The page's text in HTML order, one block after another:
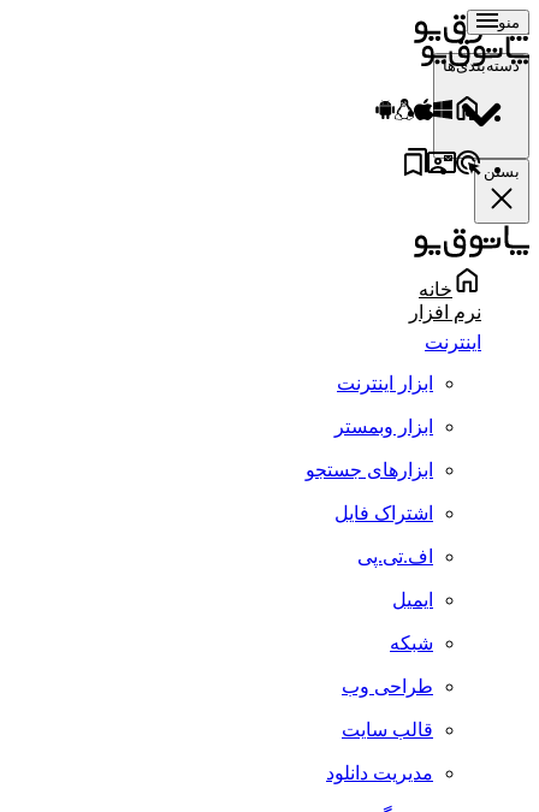
منو
دسته‌بندی‌ها
بستن
خانه
نرم افزار
اینترنت
ابزار اینترنت
ابزار وبمستر
ابزارهای جستجو
اشتراک فایل
اف.تی.پی
ایمیل
شبکه
طراحی وب
قالب سایت
مدیریت دانلود